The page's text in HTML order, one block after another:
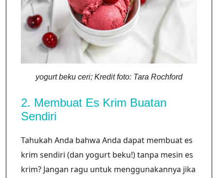
yogurt beku ceri; Kredit foto: Tara Rochford
2. Membuat Es Krim Buatan
Sendiri
Tahukah Anda bahwa Anda dapat membuat es
krim sendiri (dan yogurt beku!) tanpa mesin es
krim? Jangan ragu untuk menggunakannya jika